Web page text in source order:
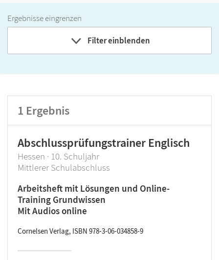
Ergebnisse eingrenzen
Filter einblenden
Band
Klassenstufe
Produktart
1 Ergebnis
Abschlussprüfungstrainer Englisch
Hessen · 10. Schuljahr
Mittlerer Schulabschluss
Arbeitsheft mit Lösungen und Online-
Training Grundwissen
Mit Audios online
Cornelsen Verlag, ISBN 978-3-06-034858-9